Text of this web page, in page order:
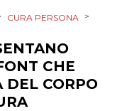
CURA PERSONA >
CHE
DEL CORPO